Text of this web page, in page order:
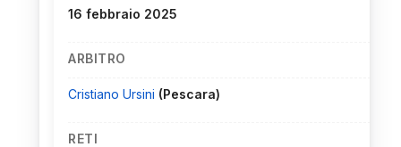
16 febbraio 2025
ARBITRO
Cristiano Ursini (Pescara)
RETI